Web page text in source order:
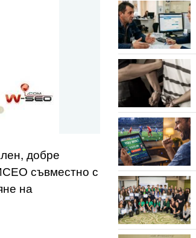
добре
съвместно с
на